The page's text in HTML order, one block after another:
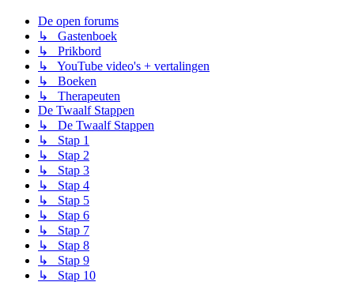
De open forums
↳ Gastenboek
↳ Prikbord
↳ YouTube video's + vertalingen
↳ Boeken
↳ Therapeuten
De Twaalf Stappen
↳ De Twaalf Stappen
↳ Stap 1
↳ Stap 2
↳ Stap 3
↳ Stap 4
↳ Stap 5
↳ Stap 6
↳ Stap 7
↳ Stap 8
↳ Stap 9
↳ Stap 10